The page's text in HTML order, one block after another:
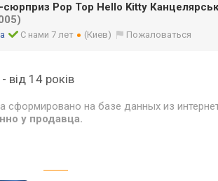
сюрприз Pop Top Hello Kitty Канцелярські
С нами 7 лет (Киев) Пожаловаться
від 14 років
сформировано на базе данных из
у продавца.